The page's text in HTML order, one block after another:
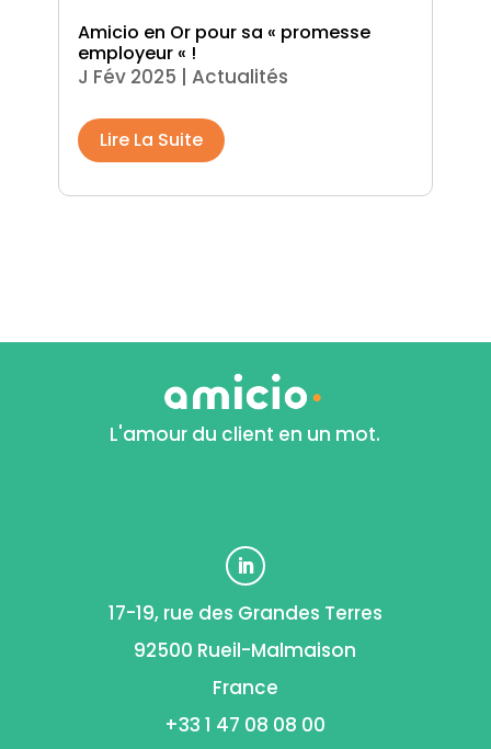
Amicio en Or pour sa « promesse
employeur « !
J Fév 2025 | Actualités
Lire La Suite
L'amour du client en un mot.
17-19, rue des Grandes Terres
92500 Rueil-Malmaison
France
+33 1 47 08 08 00